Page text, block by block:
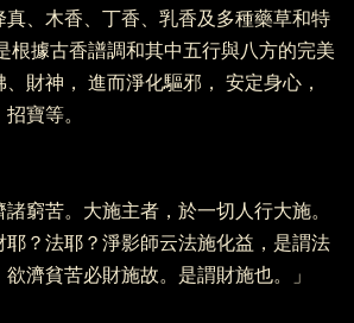
、木香、丁香、乳香及多種藥草和特
根據古香譜調和其中五行與八方的完美
財神， 進而淨化驅邪， 安定身心，
寶等。
諸窮苦。大施主者，於一切人行大施。
？法耶？淨影師云法施化益，是謂法
濟貧苦必財施故。是謂財施也。」